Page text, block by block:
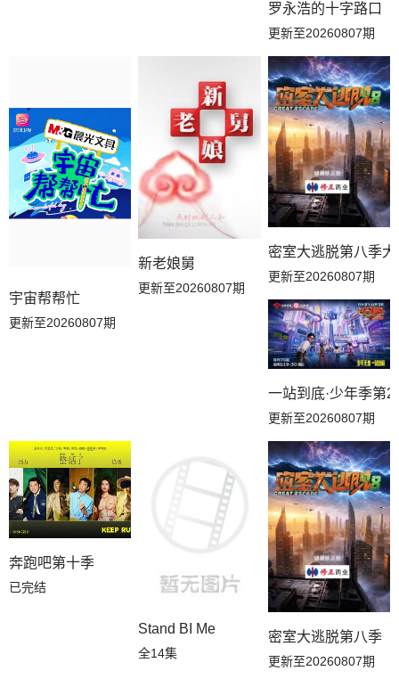
罗永浩的十字路口
更新至20260807期
宇宙帮帮忙
更新至20260807期
新老娘舅
更新至20260807期
密室大逃脱第八季
更新至20260807期
一站到底·少年季第2
更新至20260807期
奔跑吧第十季
已完结
Stand BI Me
全14集
密室大逃脱第八季
更新至20260807期